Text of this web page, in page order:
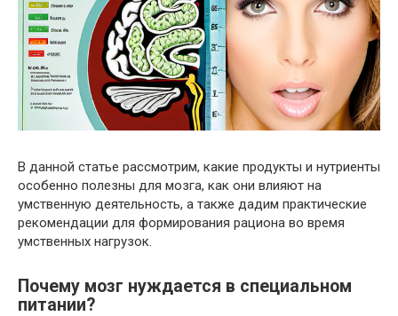
В данной статье рассмотрим, какие продукты и нутриенты
особенно полезны для мозга, как они влияют на
умственную деятельность, а также дадим практические
рекомендации для формирования рациона во время
умственных нагрузок.
Почему мозг нуждается в специальном
питании?